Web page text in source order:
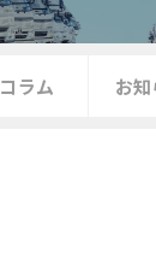
コラム お知